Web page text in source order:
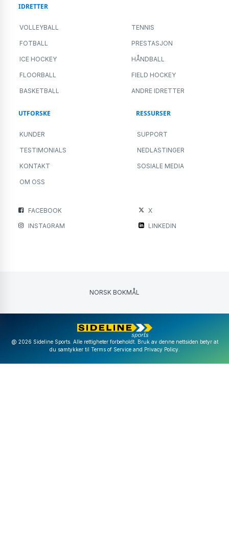
IDRETTER
VOLLEYBALL TENNIS
FOTBALL PRESTASJON
ICE HOCKEY HÅNDBALL
FLOORBALL FIELD HOCKEY
BASKETBALL ANDRE IDRETTER
UTFORSKE
KUNDER
TESTIMONIALS
KONTAKT
OM OSS
RESSURSER
SUPPORT
NEDLASTINGER
SOSIALE MEDIA
FACEBOOK
X
INSTAGRAM
LINKEDIN
NORSK BOKMÅL
@ 2026 Sideline Sports. Alle rettigheter forbeholdt. Bruk av denne nettsiden betyr at
du samtykker til Terms of Serviceand Privacy Policy.